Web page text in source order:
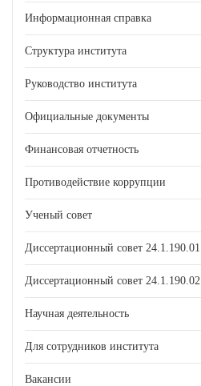
Информационная справка
Структура института
Руководство института
Официальные документы
Финансовая отчетность
Противодействие коррупции
Ученый совет
Диссертационный совет 24.1.190.01
Диссертационный совет 24.1.190.02
Научная деятельность
Для сотрудников института
Вакансии